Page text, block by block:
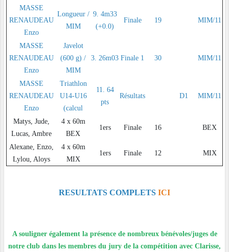
MASSE
RENAUDEAU
Enzo
Longueur /
MIM
9. 4m33
(+0.0)
Finale 19 MIM/11
MASSE
RENAUDEAU
Enzo
Javelot
(600 g) /
MIM
3. 26m03 Finale 1 30 MIM/11
MASSE
RENAUDEAU
Enzo
Triathlon
U14-U16
(calcul
11. 64
pts
Résultats D1 MIM/11
Matys, Jude,
Lucas, Ambre
4 x 60m
BEX
1ers Finale 16 BEX
Alexane, Enzo,
Lylou, Aloys
4 x 60m
MIX
1ers Finale 12 MIX
RESULTATS COMPLETS ICI
A souligner également la présence de nombreux bénévoles/juges de
notre club dans les membres du jury de la compétition avec Clarisse,